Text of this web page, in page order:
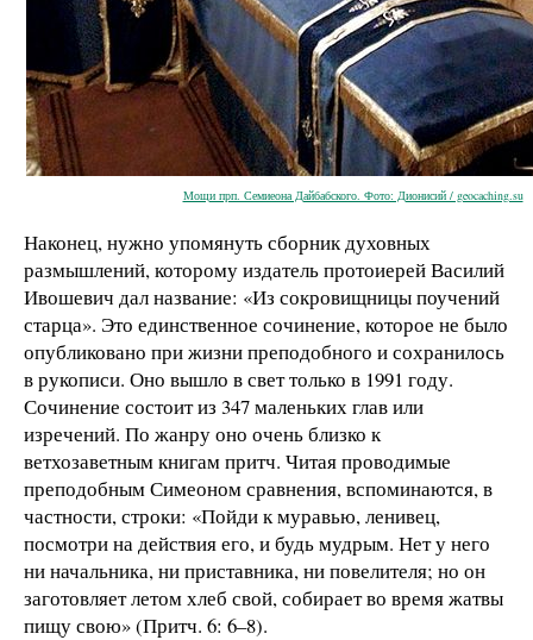
Мощи прп. Семиеона Дайбабского. Фото: Дионисий / geocaching.su
Наконец, нужно упомянуть сборник духовных
размышлений, которому издатель протоиерей Василий
Ивошевич дал название: «Из сокровищницы поучений
старца». Это единственное сочинение, которое не было
опубликовано при жизни преподобного и сохранилось
в рукописи. Оно вышло в свет только в 1991 году.
Сочинение состоит из 347 маленьких глав или
изречений. По жанру оно очень близко к
ветхозаветным книгам притч. Читая проводимые
преподобным Симеоном сравнения, вспоминаются, в
частности, строки: «Пойди к муравью, ленивец,
посмотри на действия его, и будь мудрым. Нет у него
ни начальника, ни приставника, ни повелителя; но он
заготовляет летом хлеб свой, собирает во время жатвы
пищу свою» (Притч. 6: 6–8).